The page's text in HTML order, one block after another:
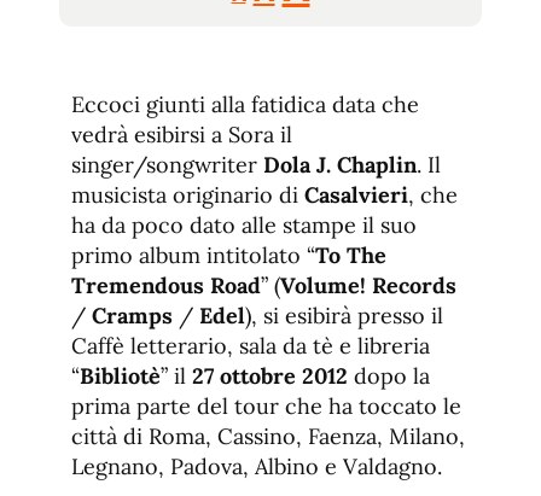
fuente
de
fuente.
Eccoci giunti alla fatidica data che
vedrà esibirsi a Sora il
singer/songwriter Dola J. Chaplin. Il
musicista originario di Casalvieri, che
ha da poco dato alle stampe il suo
primo album intitolato “To The
Tremendous Road” (Volume! Records
/ Cramps / Edel), si esibirà presso il
Caffè letterario, sala da tè e libreria
“Bibliotè” il 27 ottobre 2012 dopo la
prima parte del tour che ha toccato le
città di Roma, Cassino, Faenza, Milano,
Legnano, Padova, Albino e Valdagno.